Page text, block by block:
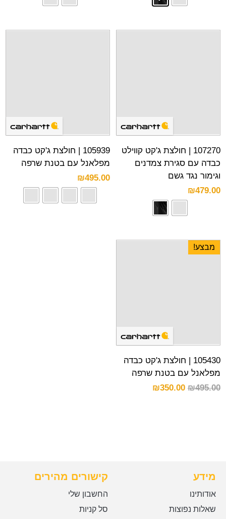
107270 | חולצת ג'קט קווילט
כבדה עם סגירת צמדנים
וגימור נגד גשם
₪479.00
105939 | חולצת ג'קט כבדה
מפלאנל עם בטנת שרפה
₪495.00
מבצע!
105430 | חולצת ג'קט כבדה
מפלאנל עם בטנת שרפה
₪495.00
₪350.00
מידע
אודותינו
שאלות נפוצות
קישורים מהירים
החשבון שלי
סל קניות